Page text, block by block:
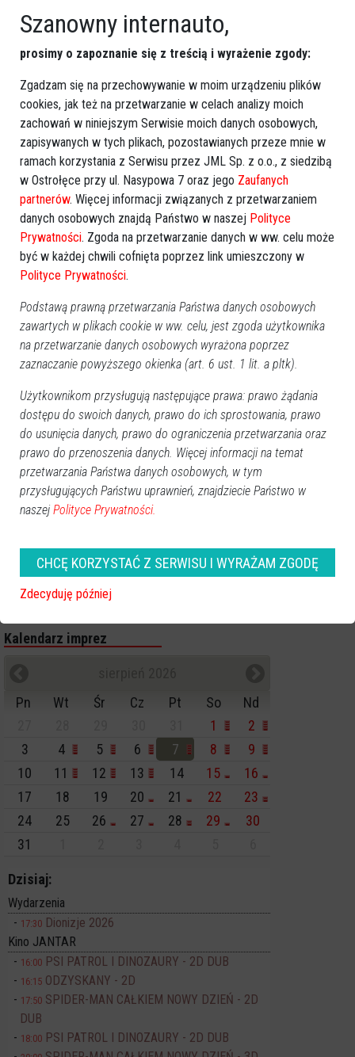
Poprzednia Następna
Kategorie
Ostrołęka
Powiat ostrołecki
Sport
Balujemy
Region
Budujemy
Kościół i społeczeństwo
TV Ostrołęka
Kalendarz imprez
Pn
Wt Śr Cz Pt So
Nd
1
2
3
4 5 6 7 8
9
10
11 12 13 14 15
16
17
18 19 20 21 22
23
24
25 26 27 28 29
30
31
Dzisiaj:
Wydarzenia
17:30 Dionizje 2026
Kino JANTAR
16:00 PSI PATROL I DINOZAURY - 2D DUB
16:15 ODZYSKANY - 2D
17:50 SPIDER-MAN CAŁKIEM NOWY DZIEŃ - 2D
DUB
18:00 PSI PATROL I DINOZAURY - 2D DUB
Szanowny internauto,
prosimy o zapoznanie się z treścią i wyrażenie zgody:
Zgadzam się na przechowywanie w moim urządzeniu plików
cookies, jak też na przetwarzanie w celach analizy moich
zachowań w niniejszym Serwisie moich danych osobowych,
zapisywanych w tych plikach, pozostawianych przeze mnie w
ramach korzystania z Serwisu przez JML Sp. z o.o., z siedzibą
w Ostrołęce przy ul. Nasypowa 7 oraz jego Zaufanych
partnerów. Więcej informacji związanych z przetwarzaniem
danych osobowych znajdą Państwo w naszej Polityce
Prywatności. Zgoda na przetwarzanie danych w ww. celu może
być w każdej chwili cofnięta poprzez link umieszczony w
Polityce Prywatności.
Podstawą prawną przetwarzania Państwa danych osobowych
zawartych w plikach cookie w ww. celu, jest zgoda użytkownika
na przetwarzanie danych osobowych wyrażona poprzez
zaznaczanie powyższego okienka (art. 6 ust. 1 lit. a pltk).
Użytkownikom przysługują następujące prawa: prawo żądania
dostępu do swoich danych, prawo do ich sprostowania, prawo
do usunięcia danych, prawo do ograniczenia przetwarzania oraz
prawo do przenoszenia danych. Więcej informacji na temat
przetwarzania Państwa danych osobowych, w tym
przysługujących Państwu uprawnień, znajdziecie Państwo w
naszej Polityce Prywatności.
CHCĘ KORZYSTAĆ Z SERWISU I WYRAŻAM ZGODĘ
Zdecyduję później